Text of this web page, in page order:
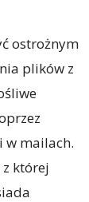
ostrożnym
plików z
w mailach.
której